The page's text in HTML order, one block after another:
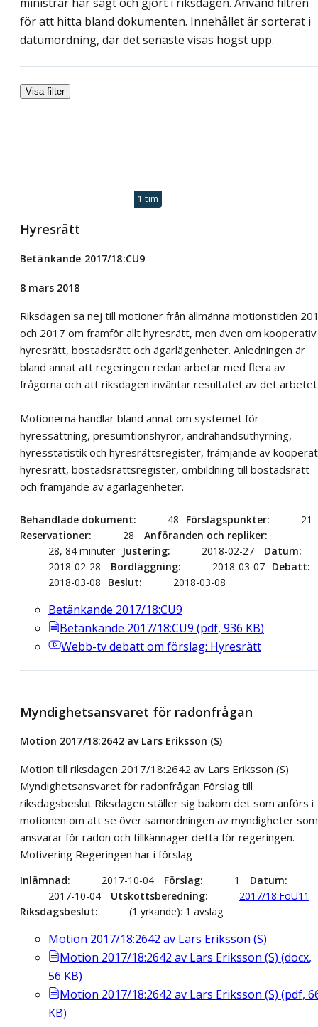
för att hitta bland dokumenten. Innehållet är sorterat i
datumordning, där det senaste visas högst upp.
Visa filter
1 tim
Hyresrätt
Betänkande 2017/18:CU9
8 mars 2018
Riksdagen sa nej till motioner från allmänna motionstiden
och 2017 om framför allt hyresrätt, men även om kooperativ
hyresrätt, bostadsrätt och ägarlägenheter. Anledningen är
bland annat att regeringen redan arbetar med flera av
frågorna och att riksdagen inväntar resultatet av det
Motionerna handlar bland annat om systemet för
hyressättning, presumtionshyror, andrahandsuthyrning,
hyresstatistik och hyresrättsregister, främjande av
hyresrätt, bostadsrättsregister, ombildning till bostadsrätt
och främjande av ägarlägenheter.
Behandlade dokument 48 Förslagspunkter
21
Reservationer
28
Anföranden och repliker
28, 84 minuter
Justering 2018-02-27
Datum
2018-02-28
Bordläggning 2018-03-07 Debatt
2018-03-08
Beslut 2018-03-08
Betänkande 2017/18:CU9
Betänkande 2017/18:CU9 (pdf, 936 KB)
Webb-tvdebatt om förslag: Hyresrätt
Myndighetsansvaret för radonfrågan
Motion 2017/18:2642 av Lars Eriksson (S)
Motion till riksdagen 2017/18:2642 av Lars Eriksson (S)
Myndighetsansvaret för radonfrågan Förslag till
riksdagsbeslut Riksdagen ställer sig bakom det som anförs i
motionen om att se över samordningen av myndigheter som
ansvarar för radon och tillkännager detta för regeringen.
Motivering Regeringen har i förslag
Inlämnad 2017-10-04 Förslag 1
Datum
2017-10-04
Utskottsberedning
2017/18:FöU11
Riksdagsbeslut
(1 yrkande): 1 avslag
Motion 2017/18:2642 av Lars Eriksson (S)
Motion 2017/18:2642 av Lars Eriksson (S) (docx,
56 KB)
Motion 2017/18:2642 av Lars Eriksson (S) (pdf,
KB)